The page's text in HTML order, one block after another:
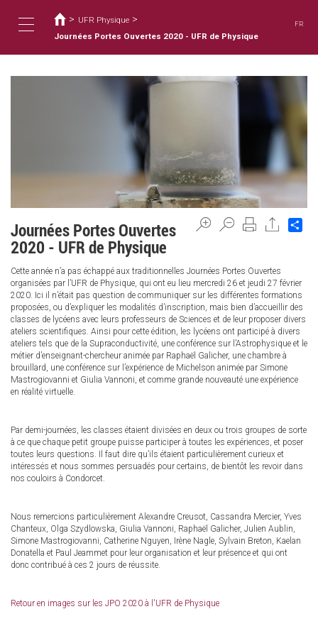
contenido
Toggle
navigation
está
aquí
> UFR Physique >
Journées Portes Ouvertes 2020 - UFR de Physique
FR
Journées Portes Ouvertes
2020 - UFR de Physique
Cette année n’a pas échappé aux traditionnelles Journées Portes Ouvertes
organisées par l’UFR de Physique, qui ont eu lieu mercredi 26 et jeudi 27 février
2020. Ici il n’était pas question de communiquer sur les différentes formations
proposées, ou d’expliquer les modalités d’inscription, mais bien d’accueillir des
classes de lycéens avec leurs professeurs de Sciences et de leur proposer divers
ateliers scientifiques. Ainsi pour cette édition, les lycéens ont participé à divers
ateliers tels que de la Supraconductivité, une conférence sur l’Astrophysique et le
métier d’enseignant-chercheur animée par Raphaël Galicher, une chambre à
brouillard, une conférence sur l’expérience de Michelson animée par Simone
Mastrogiovanni et Giulia Vannoni, et comme grande nouveauté une expérience
en réalité virtuelle.
Par demi-journées, les classes étaient divisées en deux ou trois groupes de sorte
à ce que chaque petit groupe puisse participer à toutes les expériences, et poser
toutes leurs questions. Il faut dire qu’ils étaient particulièrement curieux et
intéressés et nous sommes persuadés pour certains, de bientôt les revoir dans
nos couloirs à Condorcet.
Nous remercions particulièrement Alexandre Creusot, Cassandra Mercier, Yves
Chanteux, Olga Szydlowska, Giulia Vannoni, Raphaël Galicher, Julien Aublin,
Simone Mastrogiovanni, Catherine Nguyen, Irène Nagle, Sylvain Breton, Kaelan
Donatella et Paul Jeammet pour leur organisation et leur présence et qui ont
donc contribué à ces 2 jours de réussite.
Retour en images sur les JPO 2020 à l'UFR de Physique